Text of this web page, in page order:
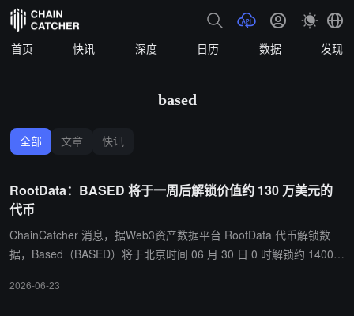
首页 快讯 深度 日历 数据 发现
based
全部 文章 快讯
RootData：BASED 将于一周后解锁价值约 130 万美元的
代币
ChainCatcher 消息，据Web3资产数据平台 RootData 代币解锁数
据，Based（BASED）将于北京时间 06 月 30 日 0 时解锁约 1400
2026-06-23